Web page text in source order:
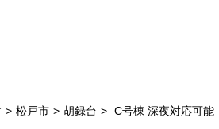
松戸市 胡録台 C号棟 深夜対応可